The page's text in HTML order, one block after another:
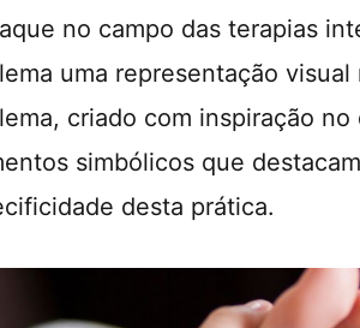
no campo das terapias
uma representação
criado com inspiração
simbólicos que
desta prática.